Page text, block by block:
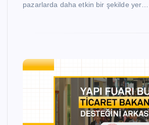
pazarlarda daha etkin bir şekilde yer…